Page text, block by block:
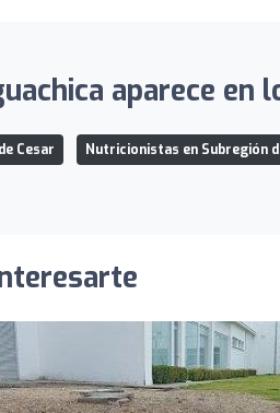
aparece
Cesar Nutricionistas en Subregión